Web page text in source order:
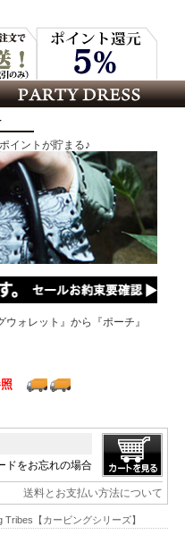
イントが貯まる♪
ォレット』から『ポーチ』
照
ドをお忘れの場合
送料とお支払い方法について
【カービングシリーズ】